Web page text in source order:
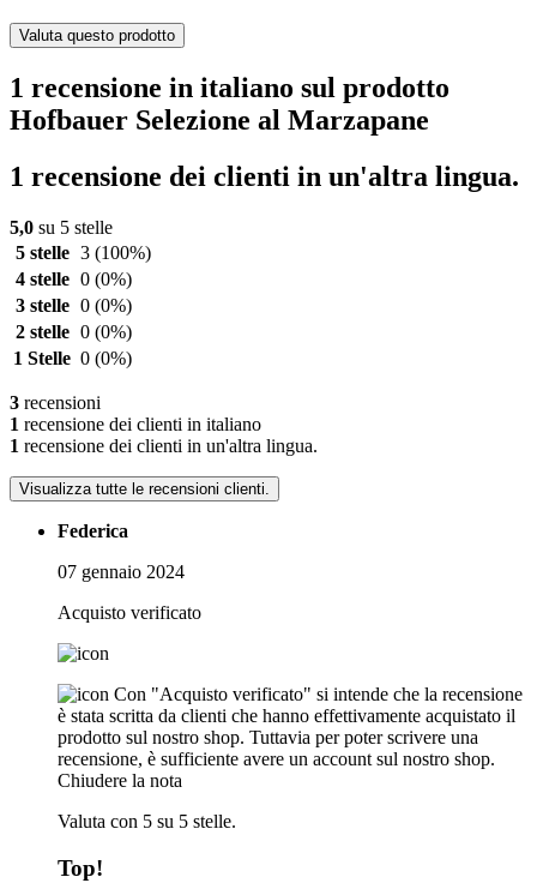
Valuta questo prodotto
1 recensione in italiano sul prodotto
Hofbauer Selezione al Marzapane
1 recensione dei clienti in un'altra lingua.
5,0 su 5 stelle
5 stelle 3 (100%)
4 stelle 0 (0%)
3 stelle 0 (0%)
2 stelle 0 (0%)
1 Stelle 0 (0%)
3 recensioni
1 recensione dei clienti in italiano
1 recensione dei clienti in un'altra lingua.
Visualizza tutte le recensioni clienti.
Federica
07 gennaio 2024
Acquisto verificato
Con "Acquisto verificato" si intende che la recensione
è stata scritta da clienti che hanno effettivamente acquistato il
prodotto sul nostro shop. Tuttavia per poter scrivere una
recensione, è sufficiente avere un account sul nostro shop.
Chiudere la nota
Valuta con 5 su 5 stelle.
Top!